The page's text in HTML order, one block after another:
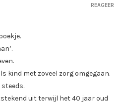
kind met zoveel zorg omgegaan.
uit terwijl het 40 jaar oud
REAGEER